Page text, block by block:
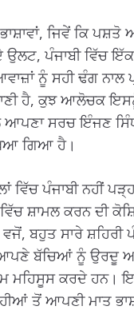
ਜਿਵੇਂ ਕਿ ਪਸ਼ਤੋ
ਪੰਜਾਬੀ ਵਿੱਚ
ਨੂੰ ਸਹੀ ਢੰਗ ਨਾਲ
ਹੈ, ਕੁਝ ਆਲੋਚਕ
ਸਰਚ ਇੰਜਣ
ਗਿਆ ਹੈ।
ਵਿੱਚ ਪੰਜਾਬੀ ਨਹੀਂ
ਸ਼ਾਮਲ ਕਰਨ ਦੀ
ਬਹੁਤ ਸਾਰੇ
ਬੱਚਿਆਂ ਨੂੰ ਉਰਦੂ
ਮਹਿਸੂਸ ਕਰਦੇ ਹਨ।
ਤੋਂ ਆਪਣੀ ਮਾਤ